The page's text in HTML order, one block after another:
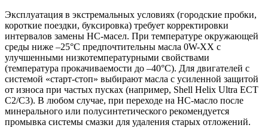
Эксплуатация в экстремальных условиях (городские пробки,
короткие поездки, буксировка) требует корректировки
интервалов замены HC-масел. При температуре окружающей
среды ниже –25°C предпочтительны масла 0W-XX с
улучшенными низкотемпературными свойствами
(температура прокачиваемости до –40°C). Для двигателей с
системой «старт-стоп» выбирают масла с усиленной защитой
от износа при частых пусках (например, Shell Helix Ultra ECT
C2/C3). В любом случае, при переходе на HC-масло после
минерального или полусинтетического рекомендуется
промывка системы смазки для удаления старых отложений.